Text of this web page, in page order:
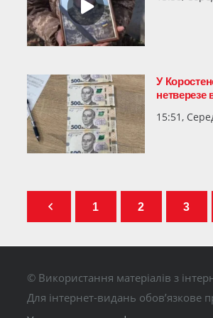
У
нетверезе
15:51,
1 2 3
© Використання матеріалів з
Для інтернет-видань обов’язкове